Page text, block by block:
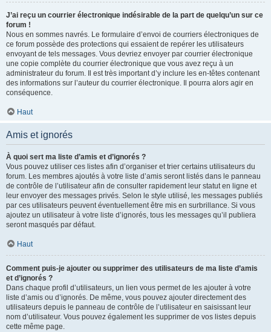
J’ai reçu un courrier électronique indésirable de la part de quelqu’un sur ce
forum !
Nous en sommes navrés. Le formulaire d’envoi de courriers électroniques de
ce forum possède des protections qui essaient de repérer les utilisateurs
envoyant de tels messages. Vous devriez envoyer par courrier électronique
une copie complète du courrier électronique que vous avez reçu à un
administrateur du forum. Il est très important d’y inclure les en-têtes contenant
des informations sur l’auteur du courrier électronique. Il pourra alors agir en
conséquence.
Haut
Amis et ignorés
À quoi sert ma liste d’amis et d’ignorés ?
Vous pouvez utiliser ces listes afin d’organiser et trier certains utilisateurs du
forum. Les membres ajoutés à votre liste d’amis seront listés dans le panneau
de contrôle de l’utilisateur afin de consulter rapidement leur statut en ligne et
leur envoyer des messages privés. Selon le style utilisé, les messages publiés
par ces utilisateurs peuvent éventuellement être mis en surbrillance. Si vous
ajoutez un utilisateur à votre liste d’ignorés, tous les messages qu’il publiera
seront masqués par défaut.
Haut
Comment puis-je ajouter ou supprimer des utilisateurs de ma liste d’amis
et d’ignorés ?
Dans chaque profil d’utilisateurs, un lien vous permet de les ajouter à votre
liste d’amis ou d’ignorés. De même, vous pouvez ajouter directement des
utilisateurs depuis le panneau de contrôle de l’utilisateur en saisissant leur
nom d’utilisateur. Vous pouvez également les supprimer de vos listes depuis
cette même page.